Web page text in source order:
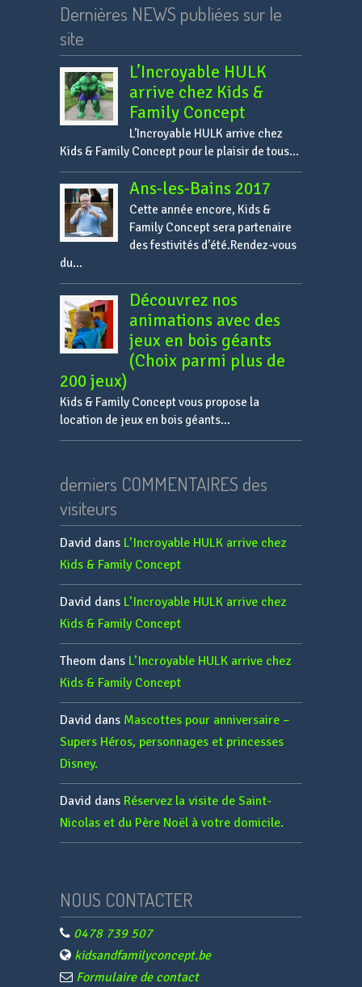
Dernières NEWS publiées sur le
site
L’Incroyable HULK
arrive chez Kids &
Family Concept
L’Incroyable HULK arrive chez
Kids & Family Concept pour le plaisir de tous...
Ans-les-Bains 2017
Cette année encore, Kids &
Family Concept sera partenaire
des festivités d’été.Rendez-vous
du...
Découvrez nos
animations avec des
jeux en bois géants
(Choix parmi plus de
200 jeux)
Kids & Family Concept vous propose la
location de jeux en bois géants...
derniers COMMENTAIRES des
visiteurs
David dans L’Incroyable HULK arrive chez
Kids & Family Concept
David dans L’Incroyable HULK arrive chez
Kids & Family Concept
Theom dans L’Incroyable HULK arrive chez
Kids & Family Concept
David dans Mascottes pour anniversaire –
Supers Héros, personnages et princesses
Disney.
David dans Réservez la visite de Saint-
Nicolas et du Père Noël à votre domicile.
NOUS CONTACTER
0478 739 507
kidsandfamilyconcept.be
Formulaire de contact